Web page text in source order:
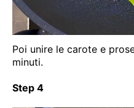
Poi unire le carote e
minuti.
Step 4